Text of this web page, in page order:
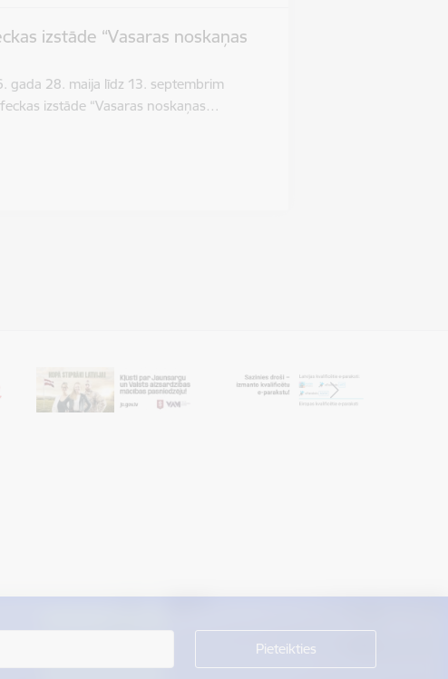
izstāde “Vasaras noskaņas
gada 28. maija līdz 13. septembrim
izstāde “Vasaras noskaņas…